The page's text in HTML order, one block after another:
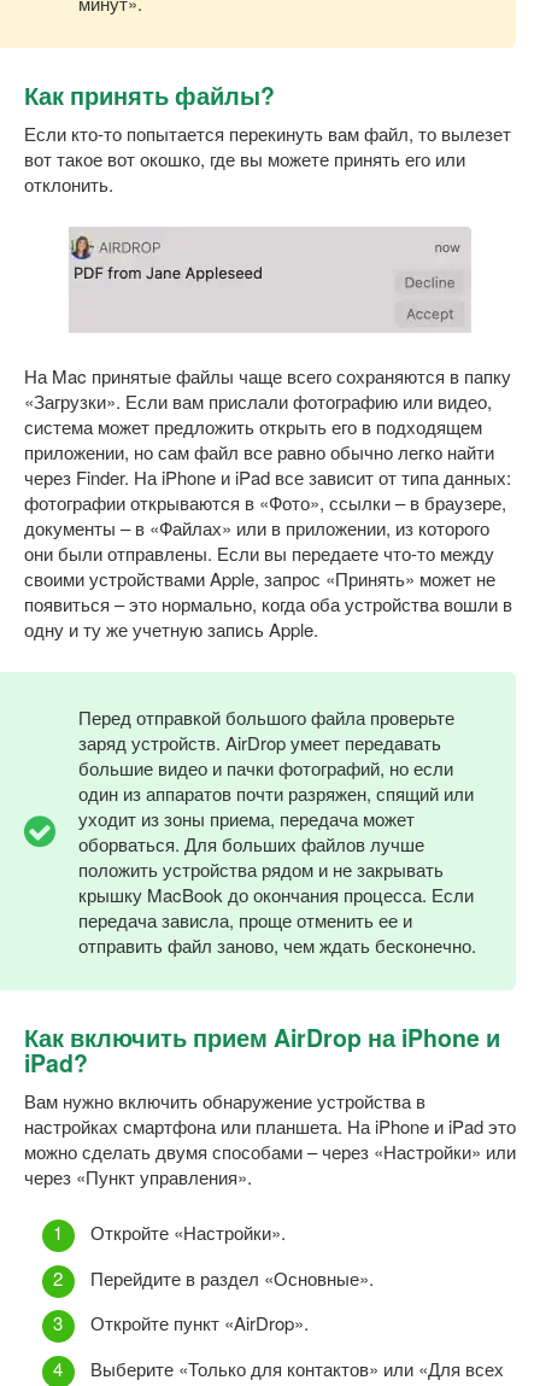
Как принять файлы?
Если кто-то попытается перекинуть вам файл, то вылезет
вот такое вот окошко, где вы можете принять его или
отклонить.
На Mac принятые файлы чаще всего сохраняются в папку
«Загрузки». Если вам прислали фотографию или видео,
система может предложить открыть его в подходящем
приложении, но сам файл все равно обычно легко найти
через Finder. На iPhone и iPad все зависит от типа данных:
фотографии открываются в «Фото», ссылки – в браузере,
документы – в «Файлах» или в приложении, из которого
они были отправлены. Если вы передаете что-то между
своими устройствами Apple, запрос «Принять» может не
появиться – это нормально, когда оба устройства вошли в
одну и ту же учетную запись Apple.
Перед отправкой большого файла проверьте
заряд устройств. AirDrop умеет передавать
большие видео и пачки фотографий, но если
один из аппаратов почти разряжен, спящий или
уходит из зоны приема, передача может
оборваться. Для больших файлов лучше
положить устройства рядом и не закрывать
крышку MacBook до окончания процесса. Если
передача зависла, проще отменить ее и
отправить файл заново, чем ждать бесконечно.
Как включить прием AirDrop на iPhone и
iPad?
Вам нужно включить обнаружение устройства в
настройках смартфона или планшета. На iPhone и iPad это
можно сделать двумя способами – через «Настройки» или
через «Пункт управления».
Откройте «Настройки».
Перейдите в раздел «Основные».
Откройте пункт «AirDrop».
Выберите «Только для контактов» или «Для всех